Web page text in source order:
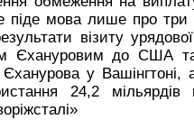
піде мова лише про три
візиту
Єхануровим до США та
у Вашінгтоні,
24,2 мільярдів